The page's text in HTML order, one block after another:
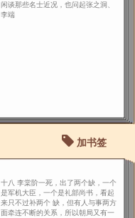
闲谈那些名士近况，也问起张之洞、
李端
加书签
十八 李棠阶一死，出了两个缺，一个
是军机大臣，一个是礼部尚书，看起
来只不过补两个 缺，但有人与事两方
面牵连不断的关系，所以朝局又有一